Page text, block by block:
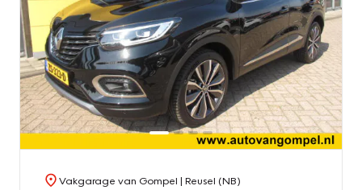
Vakgarage van Gompel | Reusel (NB)